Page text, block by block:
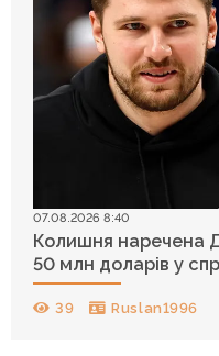
07.08.2026 8:40
Колишня наречена
50 млн доларів у
39 Ruslan1996